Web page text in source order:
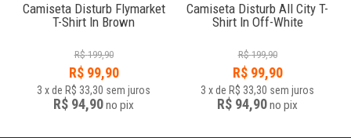
Camiseta Disturb Flymarket
T-Shirt In Brown
R$ 199,90
R$ 99,90
3 xde R$ 33,30 sem juros
R$ 94,90no pix
Camiseta Disturb All City T-
Shirt In Off-White
R$ 199,90
R$ 99,90
3 xde R$ 33,30 sem juros
R$ 94,90no pix